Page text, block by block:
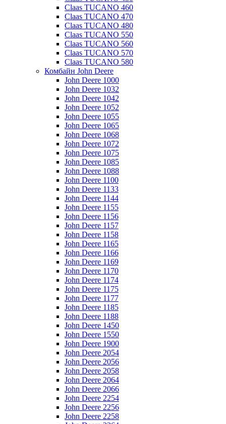
Claas TUCANO 460
Claas TUCANO 470
Claas TUCANO 480
Claas TUCANO 550
Claas TUCANO 560
Claas TUCANO 570
Claas TUCANO 580
Комбайн John Deere
John Deere 1000
John Deere 1032
John Deere 1042
John Deere 1052
John Deere 1055
John Deere 1065
John Deere 1068
John Deere 1072
John Deere 1075
John Deere 1085
John Deere 1088
John Deere 1100
John Deere 1133
John Deere 1144
John Deere 1155
John Deere 1156
John Deere 1157
John Deere 1158
John Deere 1165
John Deere 1166
John Deere 1169
John Deere 1170
John Deere 1174
John Deere 1175
John Deere 1177
John Deere 1185
John Deere 1188
John Deere 1450
John Deere 1550
John Deere 1900
John Deere 2054
John Deere 2056
John Deere 2058
John Deere 2064
John Deere 2066
John Deere 2254
John Deere 2256
John Deere 2258